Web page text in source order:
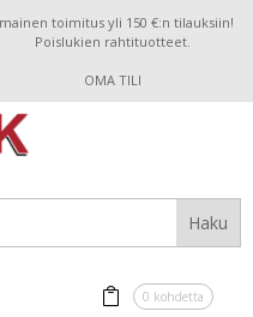
toimitus yli 150 €:n tilauksiin!
Poislukien rahtituotteet.
OMA TILI
0 kohdetta